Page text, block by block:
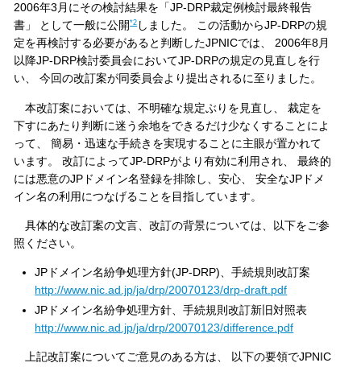
2006年3月にその検討結果を「JP-DRP裁定例検討最終報告
書」 として一般に公開*2しました。 この活動からJP-DRPの規
定を再検討する必要があると判断したJPNICでは、 2006年8月
以降JP-DRP検討委員会においてJP-DRPの規定の見直しを行
い、 今回の改訂案が同委員会より提出されるに至りました。
本改訂案においては、不明確な規定ぶりを見直し、 裁定を
下すにあたり判断に迷う余地をできるだけ少なくすることによ
って、 簡易・迅速な手続きを実現することに主眼が置かれて
います。 改訂によってJP-DRPがより有効に利用され、 最終的
には悪意のJPドメイン名登録を排除し、安心、 安全なJPドメ
イン名の利用につなげることを目指しています。
具体的な改訂案の文言、改訂の背景については、以下をご参
照ください。
JPドメイン名紛争処理方針(JP-DRP)、手続規則改訂案
http://www.nic.ad.jp/ja/drp/20070123/drp-draft.pdf
JPドメイン名紛争処理方針、手続規則改訂新旧対照表
http://www.nic.ad.jp/ja/drp/20070123/difference.pdf
上記改訂案についてご意見のある方は、 以下の要領でJPNIC